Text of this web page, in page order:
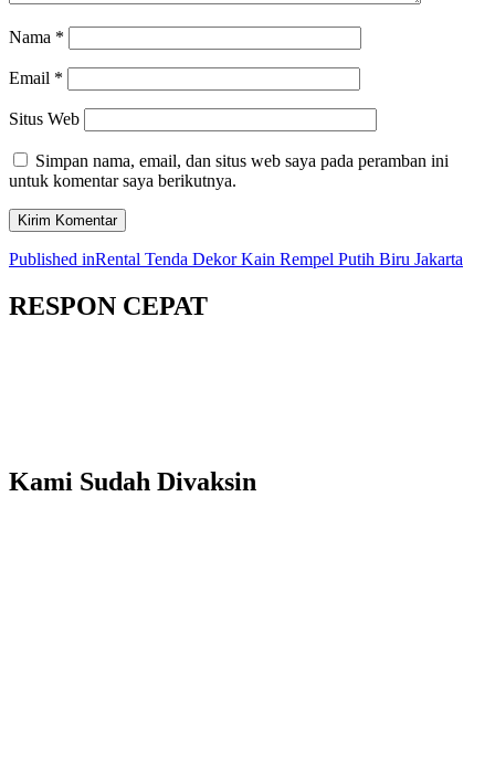
Nama *
Email *
Situs Web
Simpan nama, email, dan situs web saya pada peramban ini
untuk komentar saya berikutnya.
Navigasi
pos
Published inRental Tenda Dekor Kain Rempel Putih Biru Jakarta
RESPON CEPAT
Kami Sudah Divaksin